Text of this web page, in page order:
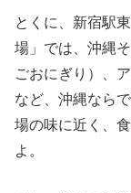
とくに、新宿駅
場」では、沖縄
ごおにぎり）、
など、沖縄なら
場の味に近く、
よ。